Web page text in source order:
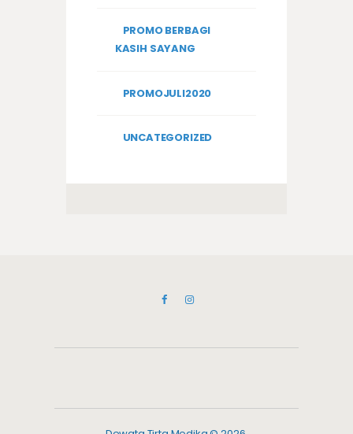
PROMO BERBAGI
KASIH SAYANG
PROMOJULI2020
UNCATEGORIZED